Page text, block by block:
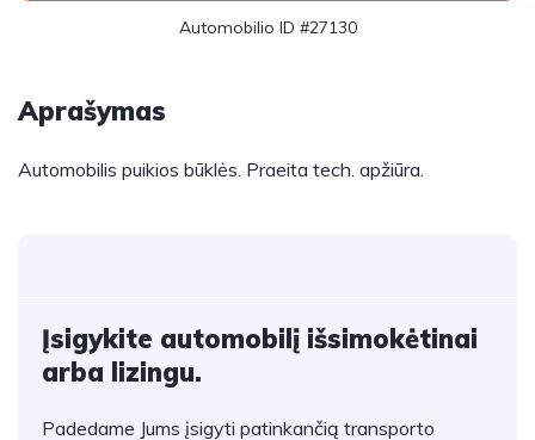
Automobilio ID #27130
Aprašymas
Automobilis puikios būklės. Praeita tech. apžiūra.
Įsigykite automobilį išsimokėtinai
arba lizingu.
Padedame Jums įsigyti patinkančią transporto